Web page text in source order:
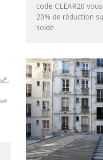
code CLEAR20
20% de réduction
soldé